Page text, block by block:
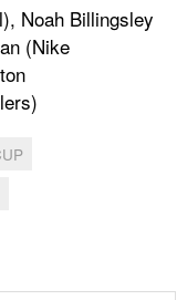
Noah Billingsley
(Nike